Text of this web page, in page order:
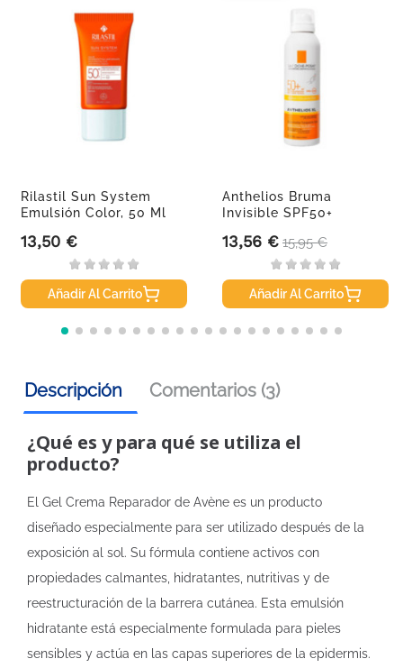
Rilastil Sun System
Emulsión Color, 50 Ml
Precio
13,50 €
Añadir Al Carrito
Anthelios Bruma
Invisible SPF50+
Precio
13,56 € Precio base
15,95 €
Añadir Al Carrito
Descripción Comentarios (3)
¿Qué es y para qué se utiliza el
producto?
El Gel Crema Reparador de Avène es un producto
diseñado especialmente para ser utilizado después de la
exposición al sol. Su fórmula contiene activos con
propiedades calmantes, hidratantes, nutritivas y de
reestructuración de la barrera cutánea. Esta emulsión
hidratante está especialmente formulada para pieles
sensibles y actúa en las capas superiores de la epidermis.